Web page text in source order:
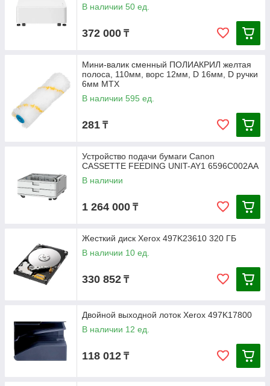
В наличии 50 ед.
372 000 ₸
Мини-валик сменный ПОЛИАКРИЛ желтая
полоса, 110мм, ворс 12мм, D 16мм, D ручки
6мм MTX
В наличии 595 ед.
281 ₸
Устройство подачи бумаги Canon
CASSETTE FEEDING UNIT-AY1 6596C002AA
В наличии
1 264 000 ₸
Жесткий диск Xerox 497K23610 320 ГБ
В наличии 10 ед.
330 852 ₸
Двойной выходной лоток Xerox 497K17800
В наличии 12 ед.
118 012 ₸